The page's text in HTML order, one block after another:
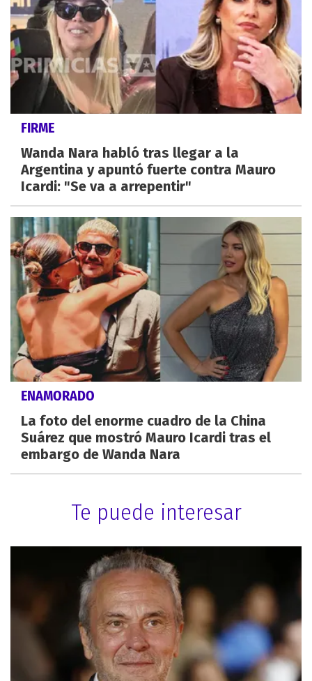
FIRME
Wanda Nara habló tras llegar a la
Argentina y apuntó fuerte contra Mauro
Icardi: "Se va a arrepentir"
ENAMORADO
La foto del enorme cuadro de la China
Suárez que mostró Mauro Icardi tras el
embargo de Wanda Nara
Te puede interesar